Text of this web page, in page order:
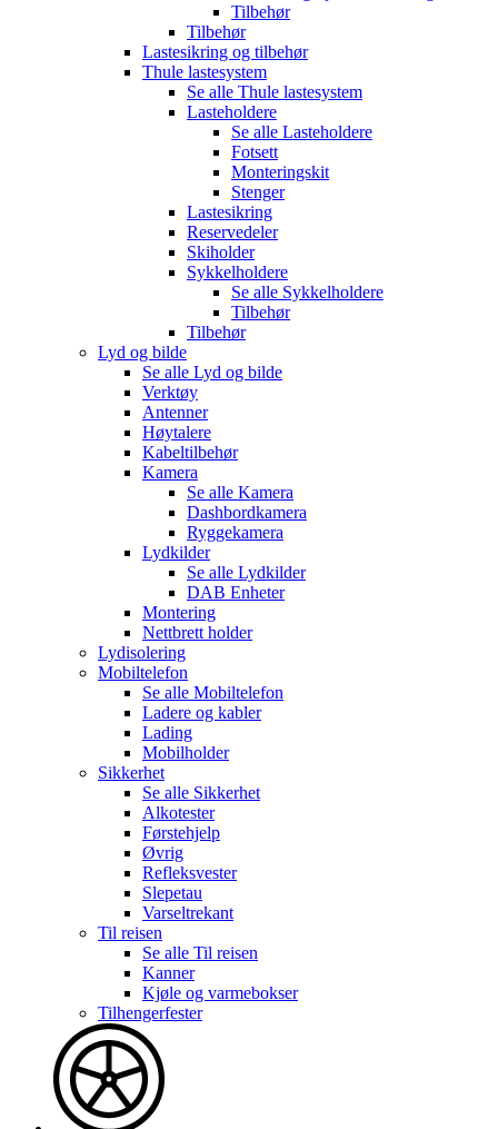
Tilbehør
Tilbehør
Lastesikring og tilbehør
Thule lastesystem
Se alle Thule lastesystem
Lasteholdere
Se alle Lasteholdere
Fotsett
Monteringskit
Stenger
Lastesikring
Reservedeler
Skiholder
Sykkelholdere
Se alle Sykkelholdere
Tilbehør
Tilbehør
Lyd og bilde
Se alle Lyd og bilde
Verktøy
Antenner
Høytalere
Kabeltilbehør
Kamera
Se alle Kamera
Dashbordkamera
Ryggekamera
Lydkilder
Se alle Lydkilder
DAB Enheter
Montering
Nettbrett holder
Lydisolering
Mobiltelefon
Se alle Mobiltelefon
Ladere og kabler
Lading
Mobilholder
Sikkerhet
Se alle Sikkerhet
Alkotester
Førstehjelp
Øvrig
Refleksvester
Slepetau
Varseltrekant
Til reisen
Se alle Til reisen
Kanner
Kjøle og varmebokser
Tilhengerfester